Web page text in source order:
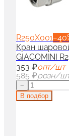
R250X001−40
Кран
GIACOMINI
353 ₽опт/шт
585 ₽розн/
−
В подбор